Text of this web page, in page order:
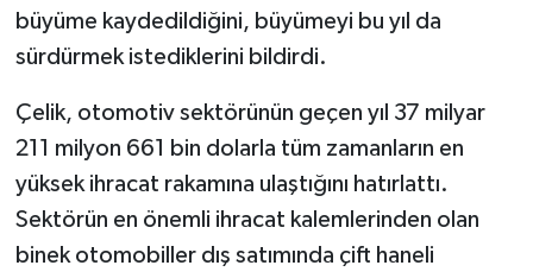
büyüme kaydedildiğini, büyümeyi bu yıl da
sürdürmek istediklerini bildirdi.
Çelik, otomotiv sektörünün geçen yıl 37 milyar
211 milyon 661 bin dolarla tüm zamanların en
yüksek ihracat rakamına ulaştığını hatırlattı.
Sektörün en önemli ihracat kalemlerinden olan
binek otomobiller dış satımında çift haneli